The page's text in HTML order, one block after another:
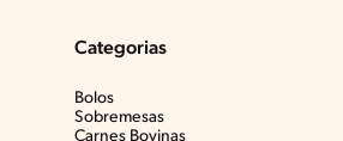
Categorias
Bolos
Sobremesas
Carnes Bovinas​